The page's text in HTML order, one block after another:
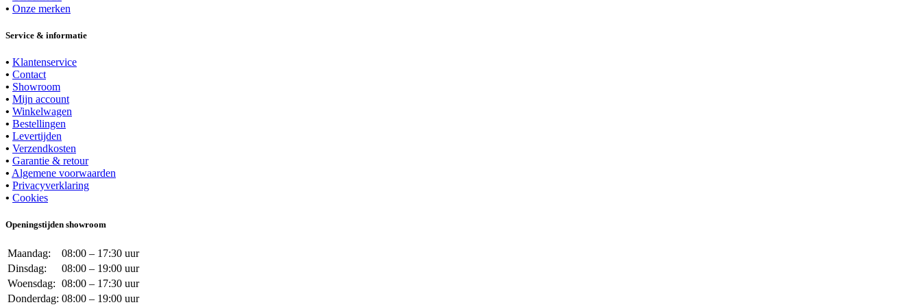
• Onze merken
Service & informatie
• Klantenservice
• Contact
• Showroom
• Mijn account
• Winkelwagen
• Bestellingen
• Levertijden
• Verzendkosten
• Garantie & retour
• Algemene voorwaarden
• Privacyverklaring
• Cookies
Openingstijden showroom
Maandag:
08:00 – 17:30 uur
Dinsdag:
08:00 – 19:00 uur
Woensdag: 08:00 – 17:30 uur
Donderdag: 08:00 – 19:00 uur